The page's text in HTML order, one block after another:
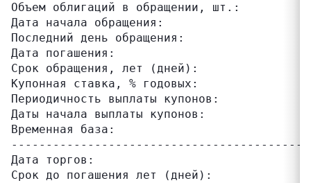
Объем облигаций в обращении, шт.:
Дата начала обращения:
Последний день обращения:
Дата погашения:
Срок обращения, лет (дней):
Купонная ставка, % годовых:
Периодичность выплаты купонов:
Даты начала выплаты купонов:
Временная база:
Дата торгов:
Срок до погашения лет (дней):